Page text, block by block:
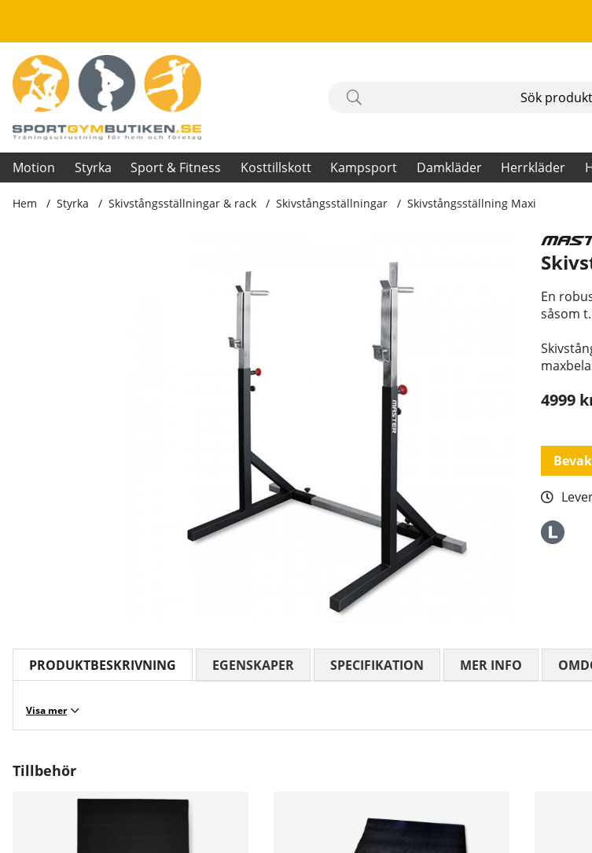
Motion Styrka Sport & Fitness Kosttillskott Kampsport Damkläder Herrkläder
Hem Styrka Skivstångsställningar & rack Skivstångsställningar Skivstångsställning Maxi
En
såsom
4999
PRODUKTBESKRIVNING
Visa mer
EGENSKAPER SPECIFIKATION MER INFO
Tillbehör